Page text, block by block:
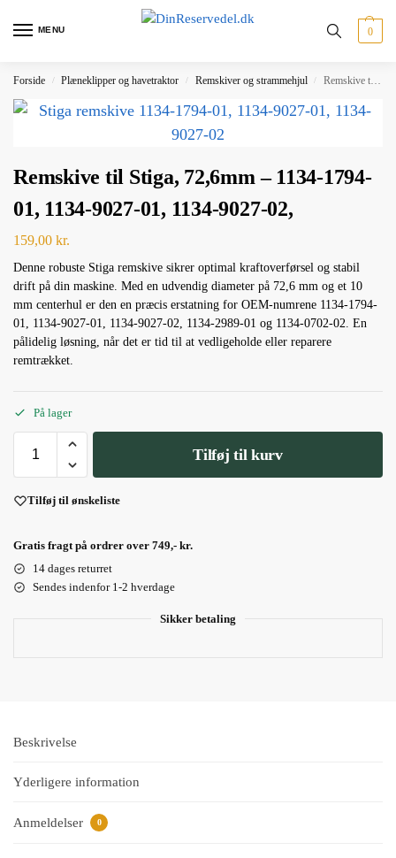
MENU 0
Forside / Plæneklipper og havetraktor / Remskiver og strammehjul / Remskive til Stiga, 72,6mm – 1134-1794-01, 1134-9027-01, 1134-9027-02,
Remskive til Stiga, 72,6mm – 1134-1794-
01, 1134-9027-01, 1134-9027-02,
159,00 kr.
Denne robuste Stiga remskive sikrer optimal kraftoverførsel og stabil
drift på din maskine. Med en udvendig diameter på 72,6 mm og et 10
mm centerhul er den en præcis erstatning for OEM-numrene 1134-1794-
01, 1134-9027-01, 1134-9027-02, 1134-2989-01 og 1134-0702-02. En
pålidelig løsning, når det er tid til at vedligeholde eller reparere
remtrækket.
På lager
Tilføj til kurv
Tilføj til ønskeliste
Gratis fragt på ordrer over 749,- kr.
14 dages returret
Sendes indenfor 1-2 hverdage
Sikker betaling
Beskrivelse
Yderligere information
Anmeldelser 0